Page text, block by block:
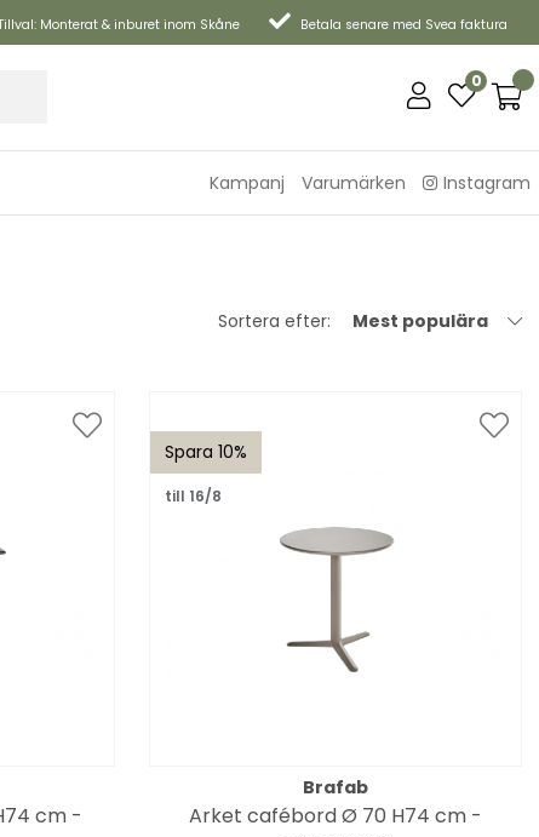
Monterat & inburet inom Skåne Betala senare med Svea faktura
0
Kampanj Varumärken Instagram
Sortera efter:
Mest populära
cm -
Spara 10%
till 16/8
Brafab
Arket cafébord Ø 70 H74 cm -